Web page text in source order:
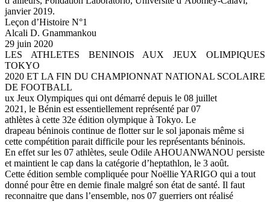
janvier 2019.
Leçon d’Histoire N°1
Alcali D. Gnammankou
29 juin 2020
LES ATHLETES BENINOIS AUX JEUX OLIMPIQUES
TOKYO
2020 ET LA FIN DU CHAMPIONNAT NATIONAL SCOLAIRE
DE FOOTBALL
ux Jeux Olympiques qui ont démarré depuis le 08 juillet
2021, le Bénin est essentiellement représenté par 07
athlètes à cette 32e édition olympique à Tokyo. Le
drapeau béninois continue de flotter sur le sol japonais même si
cette compétition parait difficile pour les représentants béninois.
En effet sur les 07 athlètes, seule Odile AHOUANWANOU persiste
et maintient le cap dans la catégorie d’heptathlon, le 3 août.
Cette édition semble compliquée pour Noëllie YARIGO qui a tout
donné pour être en demie finale malgré son état de santé. Il faut
reconnaitre que dans l’ensemble, nos 07 guerriers ont réalisé